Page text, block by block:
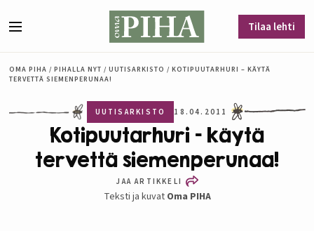
Tilaa lehti
OMA PIHA / PIHALLA NYT / UUTISARKISTO / KOTIPUUTARHURI – KÄYTÄ
TERVETTÄ SIEMENPERUNAA!
UUTISARKISTO 18.04.2011
Kotipuutarhuri – käytä
tervettä siemenperunaa!
JAA ARTIKKELI
Teksti ja kuvat Oma PIHA